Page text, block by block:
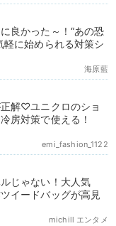
良かった～！“あの恐
軽に始められる対策シ
海原藍
解♡ユニクロのショ
房対策で使える！
emi_fashion_1122
じゃない！大人気
イードバッグが高見
michill エンタメ